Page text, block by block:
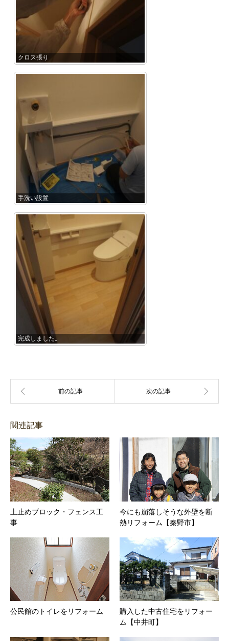
クロス張り
手洗い設置
完成しました。
関連記事
土止めブロック・フェンス工
事
今にも崩落しそうな外壁を断
熱リフォーム【秦野市】
公民館のトイレをリフォーム
購入した中古住宅をリフォー
ム【中井町】